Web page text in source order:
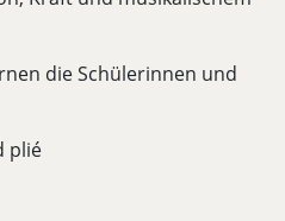
die Schülerinnen und
plié